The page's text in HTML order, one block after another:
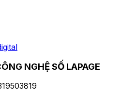
NGHỆ SỐ LAPAGE